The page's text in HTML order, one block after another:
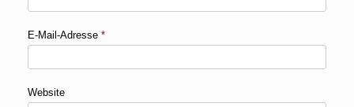
E-Mail-Adresse *
Website